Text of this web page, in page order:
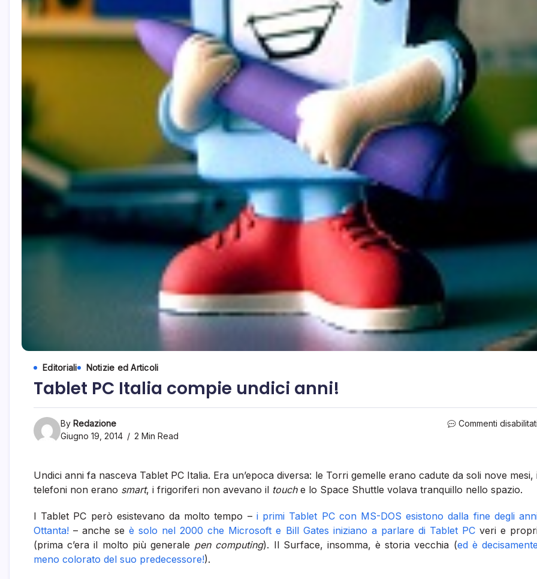
Editoriali Notizie ed Articoli
Tablet PC Italia compie undici anni!
By Redazione
Giugno 19, 2014
2 Min Read
Commenti disabilitati
Undici anni fa nasceva Tablet PC Italia. Era un’epoca diversa: le Torri gemelle erano cadute da soli nove mesi,
telefoni non erano smart, i frigoriferi non avevano il touche lo Space Shuttle volava tranquillo nello spazio.
I Tablet PC però esistevano da molto tempo – i primi Tablet PC con MS-DOS esistono dalla fine degli
Ottanta! – anche seè solo nel 2000 che Microsoft e Bill Gates iniziano a parlare di Tablet PCveri e
(prima c’era il molto più generale pen computing). Il Surface, insomma, è storia vecchia (ed è decisamente
meno colorato del suo predecessore!).